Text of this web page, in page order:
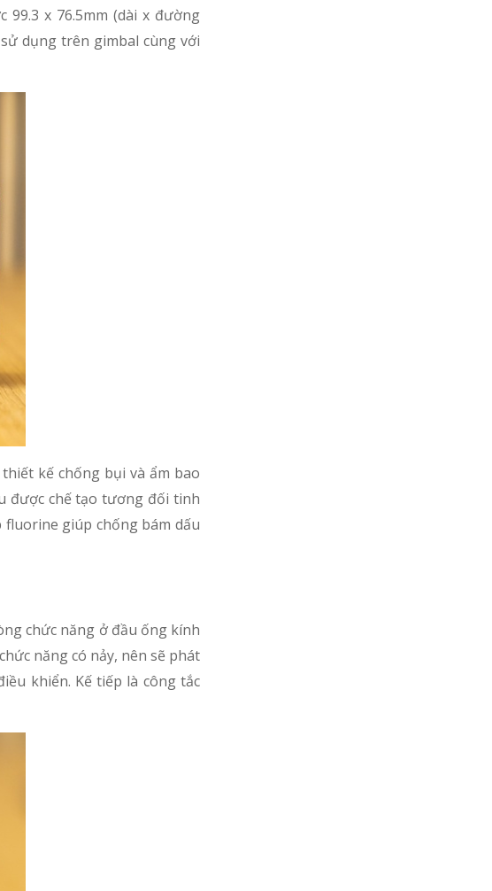
x 76.5mm (dài x đường
dụng trên gimbal cùng với
kế chống bụi và ẩm bao
được chế tạo tương đối tinh
giúp chống bám dấu
chức năng ở đầu ống kính
năng có nảy, nên sẽ phát
khiển. Kế tiếp là công tắc